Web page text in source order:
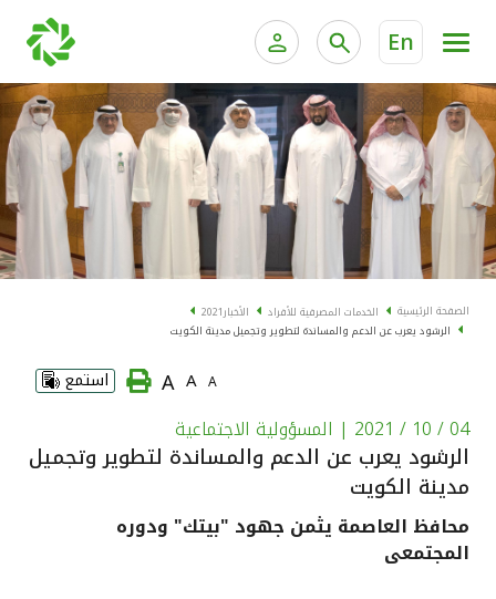
En
الخدمات المصرفية الإلكترونية للأفراد
الخدمات المصرفية الإلكترونية للشركات
خدمة "بيتك" للتداول الإلكتروني
الخدمات المصرفية للأفراد الخدمات المالية الخاصة
الحسابات المصرفية
البطاقات
"برامج العملاء"
الاستثمار
القنوات المصرفية
الصفحة الرئيسية الخدمات المصرفية للأفراد الأخبار2021
الرشود يعرب عن الدعم والمساندة لتطوير وتجميل مدينة الكويت
A
A
A استمع
04 / 10 / 2021 | المسؤولية الاجتماعية
الرشود يعرب عن الدعم والمساندة لتطوير وتجميل
مدينة الكويت
محافظ العاصمة يثمن جهود "بيتك" ودوره
المجتمعى